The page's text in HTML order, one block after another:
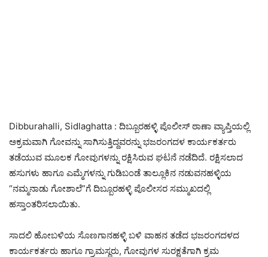
Dibburahalli, Sidlaghatta : ದಿಬ್ಬೂರಹಳ್ಳಿ ಪೊಲೀಸ್ ಠಾಣಾ ವ್ಯಾಪ್ತಿಯಲ್ಲಿ
ಅಕ್ರಮವಾಗಿ ಗೋವನ್ನು ಸಾಗಿಸುತ್ತಿದ್ದವರನ್ನು ಭಜರಂಗದಳ ಕಾರ್ಯಕರ್ತರು
ತಡೆಯುವ ಮೂಲಕ ಗೋವುಗಳನ್ನು ರಕ್ಷಿಸಿರುವ ಘಟನೆ ನಡೆದಿದೆ. ರಕ್ಷಿಸಲಾದ
ಹಸುಗಳು ಹಾಗೂ ಎಮ್ಮೆಗಳನ್ನು ಗುಡಿಬಂಡೆ ತಾಲ್ಲೂಕಿನ ನಡುವನಹಳ್ಳಿಯ
“ನಮ್ಮನಾಡು ಗೋಶಾಲೆ”ಗೆ ದಿಬ್ಬೂರಹಳ್ಳಿ ಪೊಲೀಸರ ಸಮ್ಮುಖದಲ್ಲಿ
ಹಸ್ತಾಂತರಿಸಲಾಯಿತು.
ಸಾದಲಿ ಹೋಬಳಿಯ ಸೊಣಗಾನಹಳ್ಳಿ ಬಳಿ ವಾಹನ ತಡೆದ ಭಜರಂಗದಳದ
ಕಾರ್ಯಕರ್ತರು ಹಾಗೂ ಗ್ರಾಮಸ್ಥರು, ಗೋವುಗಳ ಸುರಕ್ಷತೆಗಾಗಿ ಕ್ರಮ